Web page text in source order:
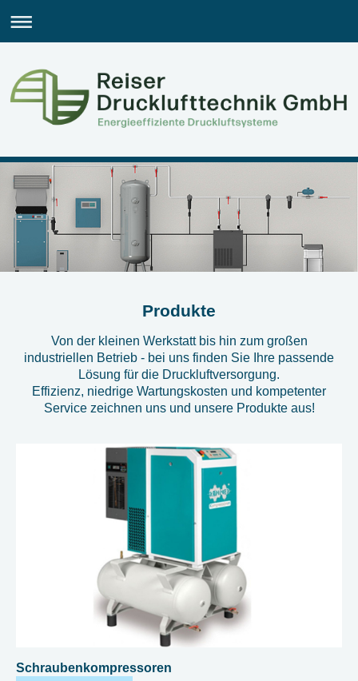
Produkte
Von der kleinen Werkstatt bis hin zum großen
industriellen Betrieb - bei uns finden Sie Ihre passende
Lösung für die Druckluftversorgung.
Effizienz, niedrige Wartungskosten und kompetenter
Service zeichnen uns und unsere Produkte aus!
Schraubenkompressoren